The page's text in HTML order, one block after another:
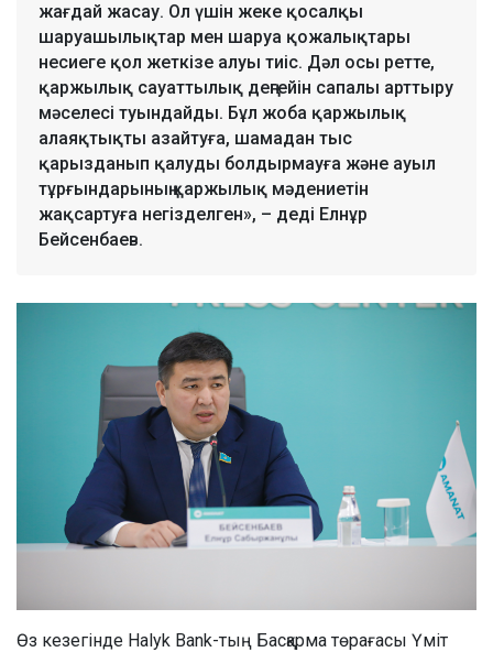
жағдай жасау. Ол үшін жеке қосалқы
шаруашылықтар мен шаруа қожалықтары
несиеге қол жеткізе алуы тиіс. Дәл осы ретте,
қаржылық сауаттылық деңгейін сапалы арттыру
мәселесі туындайды. Бұл жоба қаржылық
алаяқтықты азайтуға, шамадан тыс
қарызданып қалуды болдырмауға және ауыл
тұрғындарының қаржылық мәдениетін
жақсартуға негізделген», – деді Елнұр
Бейсенбаев.
Өз кезегінде Halyk Bank-тың Басқарма төрағасы Үміт